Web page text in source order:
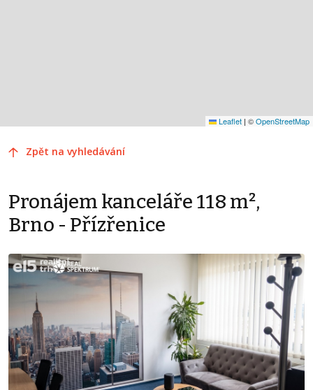
Leaflet | ©OpenStreetMap
Zpět na vyhledávání
Pronájem kanceláře 118 m²,
Brno - Přízřenice